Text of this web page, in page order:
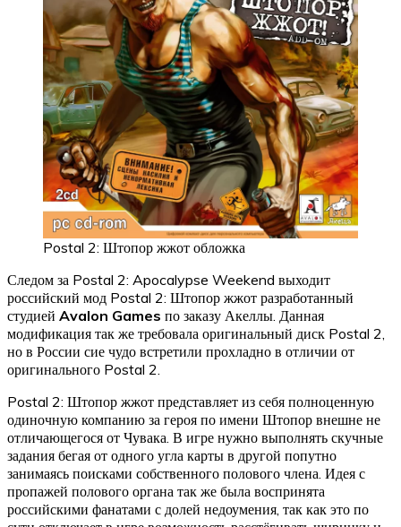
Postal 2: Штопор жжот обложка
Следом за Postal 2: Apocalypse Weekend выходит
российский мод Postal 2: Штопор жжот разработанный
студией Avalon Games по заказу Акеллы. Данная
модификация так же требовала оригинальный диск Postal 2,
но в России сие чудо встретили прохладно в отличии от
оригинального Postal 2.
Postal 2: Штопор жжот представляет из себя полноценную
одиночную компанию за героя по имени Штопор внешне не
отличающегося от Чувака. В игре нужно выполнять скучные
задания бегая от одного угла карты в другой попутно
занимаясь поисками собственного полового члена. Идея с
пропажей полового органа так же была воспринята
российскими фанатами с долей недоумения, так как это по